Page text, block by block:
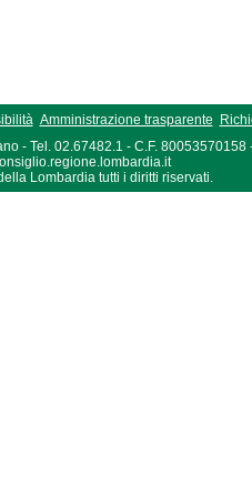
Amministrazione trasparente
- Tel. 02.67482.1 - C.F. 80053570158
Lombardia tutti i diritti riservati.